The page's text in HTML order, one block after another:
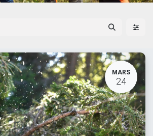
MARS
24